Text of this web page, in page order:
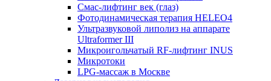
Смас-лифтинг век (глаз)
Фотодинамическая терапия HELEO4
Ультразвуковой липолиз на аппарате
Ultraformer III
Микроигольчатый RF-лифтинг INUS
Микротоки
LPG-массаж в Москве